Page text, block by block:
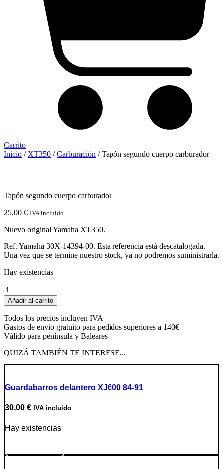
Carrito
Inicio / XT350 /Carburación / Tapón segundo cuerpo carburador
Tapón segundo cuerpo carburador
25,00 € IVA incluido
Nuevo original Yamaha XT350.
Ref. Yamaha 30X-14394-00. Esta referencia está descatalogada.
Una vez que se termine nuestro stock, ya no podremos suministrarla.
Hay existencias
Tapón
segundo
cuerpo
carburador
cantidad
Añadir al carrito
Todos los precios incluyen IVA
Gastos de envio gratuito para pedidos superiores a 140€
Válido para península y Baleares
QUIZÁ TAMBIÉN TE INTERESE...
Guardabarros delantero XJ600 84-91
30,00 € IVA incluido
Hay existencias